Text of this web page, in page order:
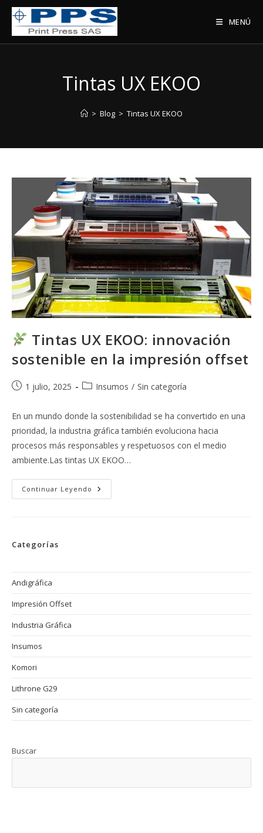
Saltar
contenido
MENÚ
Tintas UX EKOO
> Blog > Tintas UX EKOO
Tintas UX EKOO: innovación
sostenible en la impresión offset
Publicación
entrada:
1 julio, 2025
Categoría
la
entrada:
Insumos / Sin categoría
En un mundo donde la sostenibilidad se ha convertido en una
prioridad, la industria gráfica también evoluciona hacia
procesos más responsables y respetuosos con el medio
ambiente.Las tintas UX EKOO…
Continuar Leyendo
Tintas
Categorías
Andigráfica
Impresión Offset
Industria Gráfica
Insumos
Komori
Lithrone G29
Sin categoría
Buscar